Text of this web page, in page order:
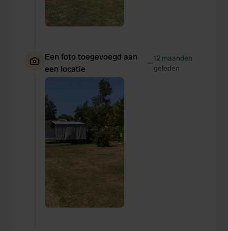
Een foto toegevoegd aan
een locatie
—12 maanden
geleden